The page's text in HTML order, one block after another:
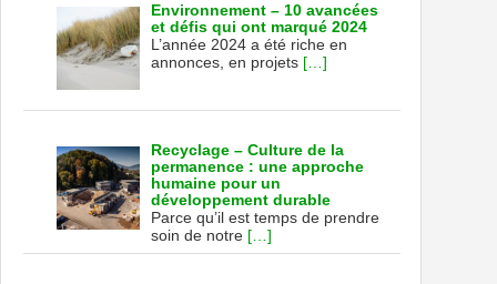
Environnement – 10 avancées
et défis qui ont marqué 2024
L’année 2024 a été riche en
annonces, en projets […]
Recyclage – Culture de la
permanence : une approche
humaine pour un
développement durable
Parce qu’il est temps de prendre
soin de notre […]